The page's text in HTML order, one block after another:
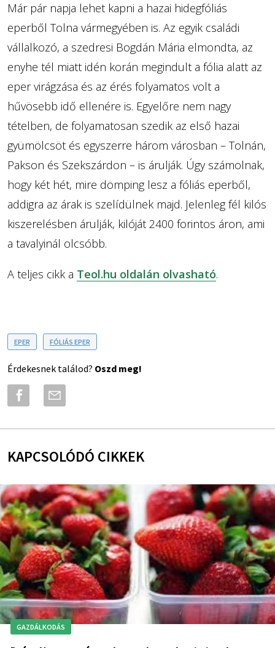
Már pár napja lehet kapni a hazai hidegfóliás
eperből Tolna vármegyében is. Az egyik családi
vállalkozó, a szedresi Bogdán Mária elmondta, az
enyhe tél miatt idén korán megindult a fólia alatt az
eper virágzása és az érés folyamatos volt a
hűvösebb idő ellenére is. Egyelőre nem nagy
tételben, de folyamatosan szedik az első hazai
gyümölcsöt és egyszerre három városban – Tolnán,
Pakson és Szekszárdon – is árulják. Úgy számolnak,
hogy két hét, mire dömping lesz a fóliás eperből,
addigra az árak is szelídülnek majd. Jelenleg fél kilós
kiszerelésben árulják, kilóját 2400 forintos áron, ami
a tavalyinál olcsóbb.
A teljes cikk a Teol.hu oldalán olvasható.
EPER FÓLIÁS EPER
Érdekesnek találod? Oszd meg!
KAPCSOLÓDÓ CIKKEK
GAZDÁLKODÁS